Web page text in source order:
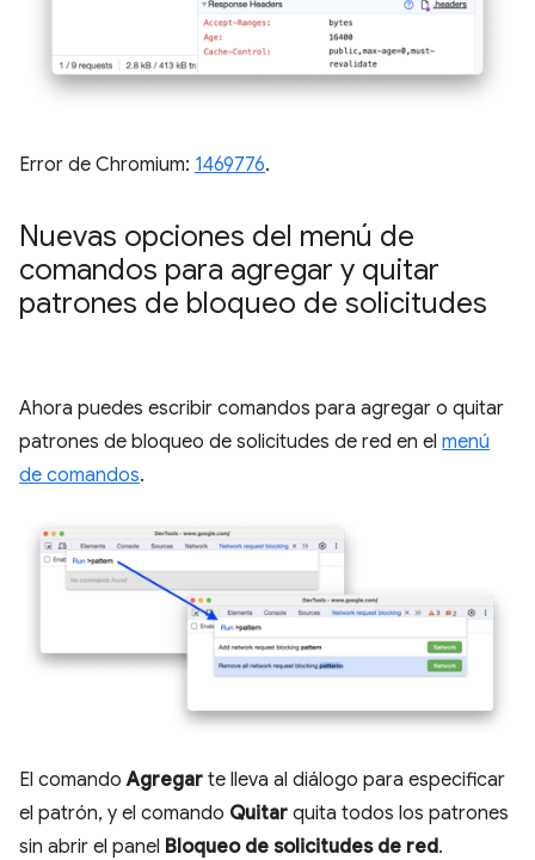
Error de Chromium: 1469776.
Nuevas opciones del menú de
comandos para agregar y quitar
patrones de bloqueo de solicitudes
Ahora puedes escribir comandos para agregar o quitar
patrones de bloqueo de solicitudes de red en el menú
de comandos.
El comandoAgregar te lleva al diálogo para especificar
el patrón, y el comando Quitar quita todos los patrones
sin abrir el panel Bloqueo de solicitudes de red.